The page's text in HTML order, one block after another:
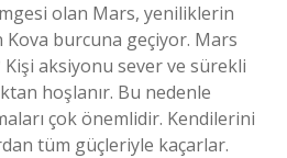
olan Mars, yeniliklerin
burcuna geçiyor. Mars
aksiyonu sever ve sürekli
hoşlanır. Bu nedenle
çok önemlidir. Kendilerini
tüm güçleriyle kaçarlar.